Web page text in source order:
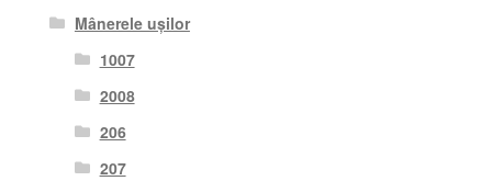
Mânerele ușilor
1007
2008
206
207